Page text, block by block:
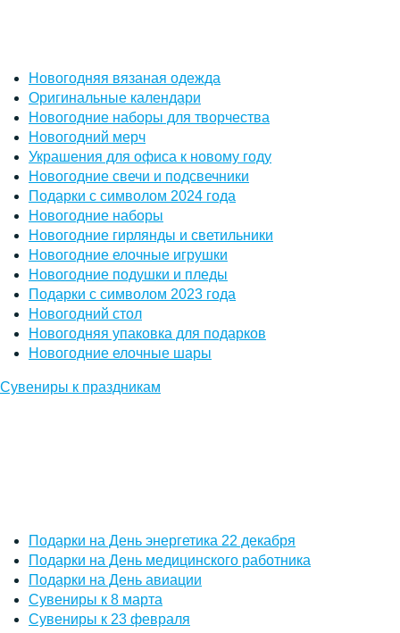
Новогодняя вязаная одежда
Оригинальные календари
Новогодние наборы для творчества
Новогодний мерч
Украшения для офиса к новому году
Новогодние свечи и подсвечники
Подарки с символом 2024 года
Новогодние наборы
Новогодние гирлянды и светильники
Новогодние елочные игрушки
Новогодние подушки и пледы
Подарки с символом 2023 года
Новогодний стол
Новогодняя упаковка для подарков
Новогодние елочные шары
Сувениры к праздникам
Подарки на День энергетика 22 декабря
Подарки на День медицинского работника
Подарки на День авиации
Сувениры к 8 марта
Сувениры к 23 февраля